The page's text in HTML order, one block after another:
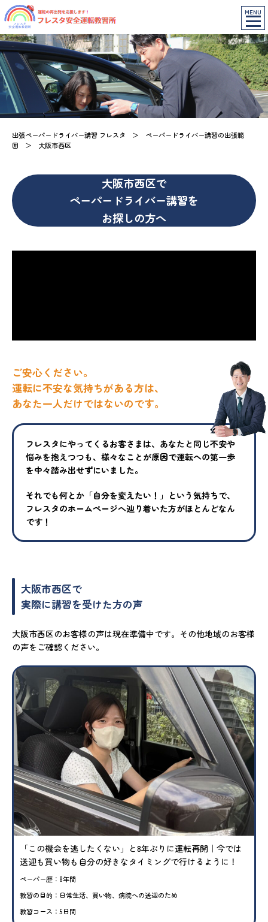
MENU
出張ペーパードライバー講習 フレスタ ＞ ペーパードライバー講習の出張範
囲 ＞ 大阪市西区
大阪市西区で
ペーパードライバー講習を
お探しの方へ
ご安心ください。
運転に不安な気持ちがある方は、
あなた一人だけではないのです。
フレスタにやってくるお客さまは、あなたと同じ不安や
悩みを抱えつつも、様々なことが原因で運転への第一歩
を中々踏み出せずにいました。
それでも何とか「自分を変えたい！」という気持ちで、
フレスタのホームページへ辿り着いた方がほとんどなん
です！
大阪市西区で
実際に講習を受けた方の声
大阪市西区のお客様の声は現在準備中です。その他地域のお客様
の声をご確認ください。
機会を逃したくない」と8年ぶりに運転再開｜今では
買い物も自分の好きなタイミングで行けるように！
歴：8年間
的：日常生活、買い物、病院への送迎のため
ス：5日間
「私は